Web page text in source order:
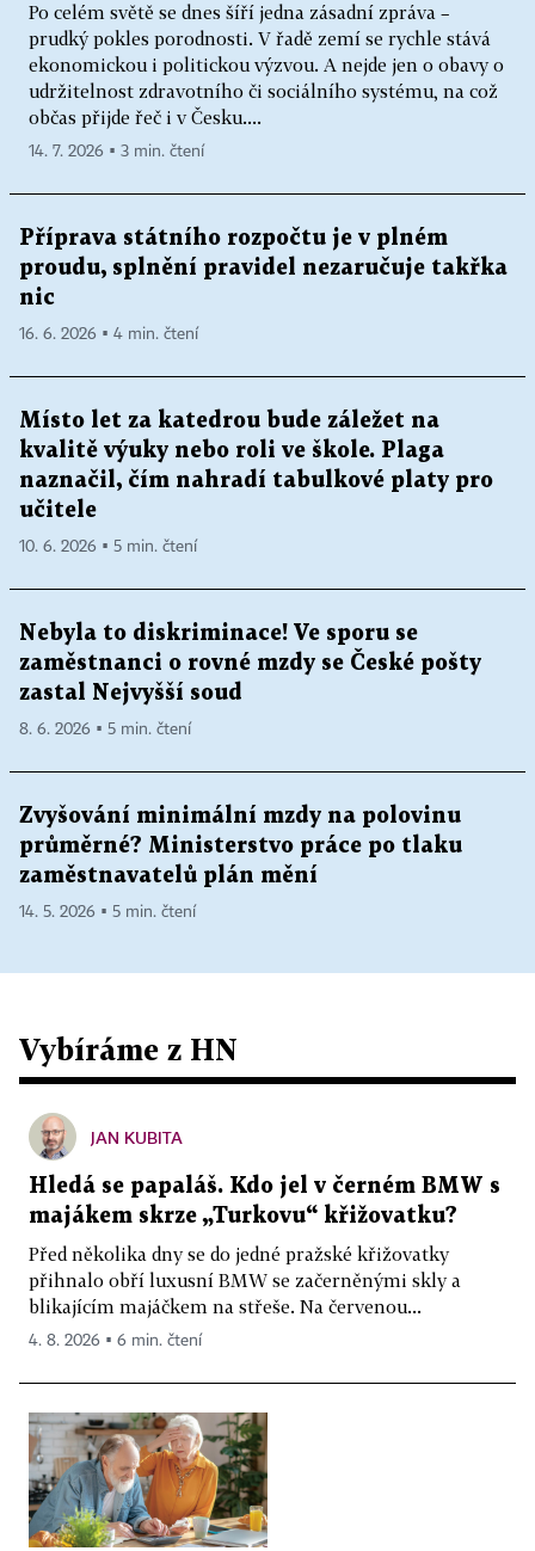
Po celém světě se dnes šíří jedna zásadní zpráva –
prudký pokles porodnosti. V řadě zemí se rychle stává
ekonomickou i politickou výzvou. A nejde jen o obavy o
udržitelnost zdravotního či sociálního systému, na což
občas přijde řeč i v Česku....
14. 7. 2026 ▪ 3 min. čtení
Příprava státního rozpočtu je v plném
proudu, splnění pravidel nezaručuje takřka
nic
16. 6. 2026 ▪ 4 min. čtení
Místo let za katedrou bude záležet na
kvalitě výuky nebo roli ve škole. Plaga
naznačil, čím nahradí tabulkové platy pro
učitele
10. 6. 2026 ▪ 5 min. čtení
Nebyla to diskriminace! Ve sporu se
zaměstnanci o rovné mzdy se České pošty
zastal Nejvyšší soud
8. 6. 2026 ▪ 5 min. čtení
Zvyšování minimální mzdy na polovinu
průměrné? Ministerstvo práce po tlaku
zaměstnavatelů plán mění
14. 5. 2026 ▪ 5 min. čtení
Vybíráme z HN
JAN KUBITA
Hledá se papaláš. Kdo jel v černém BMW s
majákem skrze „Turkovu“ křižovatku?
Před několika dny se do jedné pražské křižovatky
přihnalo obří luxusní BMW se začerněnými skly a
blikajícím majáčkem na střeše. Na červenou...
4. 8. 2026 ▪ 6 min. čtení